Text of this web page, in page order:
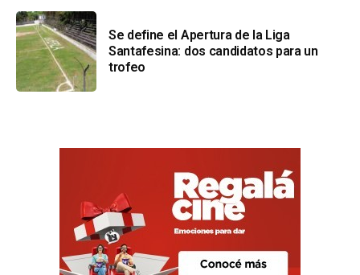
Se define el Apertura de la Liga
Santafesina: dos candidatos para un
trofeo